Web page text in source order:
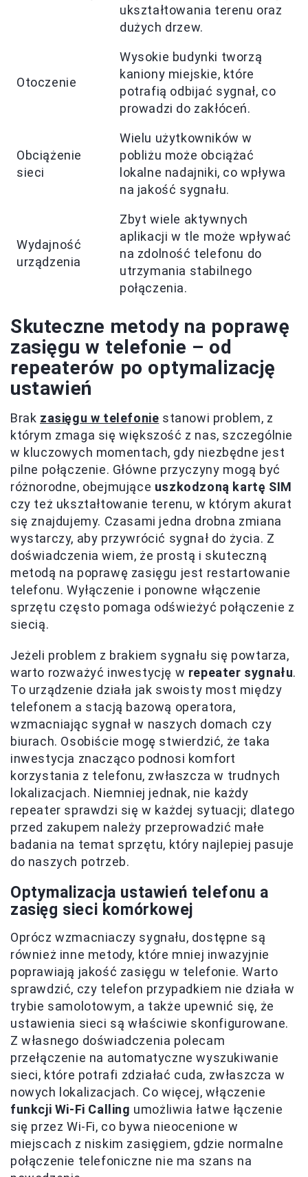
ukształtowania terenu oraz
dużych drzew.
Otoczenie
Wysokie budynki tworzą
kaniony miejskie, które
potrafią odbijać sygnał, co
prowadzi do zakłóceń.
Obciążenie
sieci
Wielu użytkowników w
pobliżu może obciążać
lokalne nadajniki, co wpływa
na jakość sygnału.
Wydajność
urządzenia
Zbyt wiele aktywnych
aplikacji w tle może wpływać
na zdolność telefonu do
utrzymania stabilnego
połączenia.
Skuteczne metody na poprawę
zasięgu w telefonie – od
repeaterów po optymalizację
ustawień
Brak zasięgu w telefonie stanowi problem, z
którym zmaga się większość z nas, szczególnie
w kluczowych momentach, gdy niezbędne jest
pilne połączenie. Główne przyczyny mogą być
różnorodne, obejmujące uszkodzoną kartę SIM
czy też ukształtowanie terenu, w którym akurat
się znajdujemy. Czasami jedna drobna zmiana
wystarczy, aby przywrócić sygnał do życia. Z
doświadczenia wiem, że prostą i skuteczną
metodą na poprawę zasięgu jest restartowanie
telefonu. Wyłączenie i ponowne włączenie
sprzętu często pomaga odświeżyć połączenie z
siecią.
Jeżeli problem z brakiem sygnału się powtarza,
warto rozważyć inwestycję w repeater sygnału.
To urządzenie działa jak swoisty most między
telefonem a stacją bazową operatora,
wzmacniając sygnał w naszych domach czy
biurach. Osobiście mogę stwierdzić, że taka
inwestycja znacząco podnosi komfort
korzystania z telefonu, zwłaszcza w trudnych
lokalizacjach. Niemniej jednak, nie każdy
repeater sprawdzi się w każdej sytuacji; dlatego
przed zakupem należy przeprowadzić małe
badania na temat sprzętu, który najlepiej pasuje
do naszych potrzeb.
Optymalizacja ustawień telefonu a
zasięg sieci komórkowej
Oprócz wzmacniaczy sygnału, dostępne są
również inne metody, które mniej inwazyjnie
poprawiają jakość zasięgu w telefonie. Warto
sprawdzić, czy telefon przypadkiem nie działa w
trybie samolotowym, a także upewnić się, że
ustawienia sieci są właściwie skonfigurowane.
Z własnego doświadczenia polecam
przełączenie na automatyczne wyszukiwanie
sieci, które potrafi zdziałać cuda, zwłaszcza w
nowych lokalizacjach. Co więcej, włączenie
funkcji Wi-Fi Calling umożliwia łatwe łączenie
się przez Wi-Fi, co bywa nieocenione w
miejscach z niskim zasięgiem, gdzie normalne
połączenie telefoniczne nie ma szans na